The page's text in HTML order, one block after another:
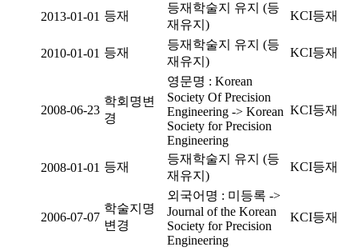
2013-01-01 등재
등재학술지 유지 (등
재유지)
KCI등재
2010-01-01 등재
등재학술지 유지 (등
재유지)
KCI등재
2008-06-23
학회명변
경
영문명 : Korean
Society Of Precision
Engineering -> Korean
Society for Precision
Engineering
KCI등재
2008-01-01 등재
등재학술지 유지 (등
재유지)
KCI등재
2006-07-07
학술지명
변경
외국어명 : 미등록 ->
Journal of the Korean
Society for Precision
Engineering
KCI등재